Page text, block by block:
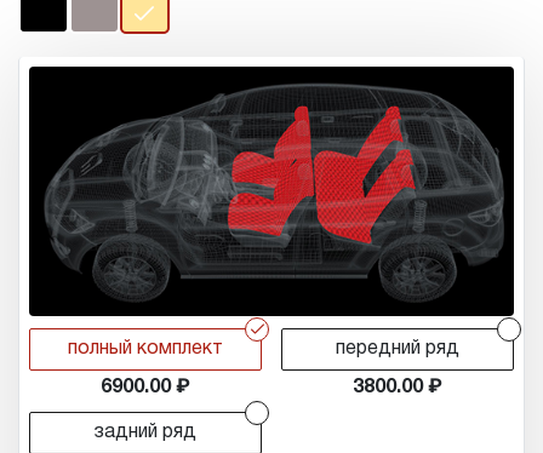
r
полный комплект
6900.00
передний ряд
3800.00
задний ряд